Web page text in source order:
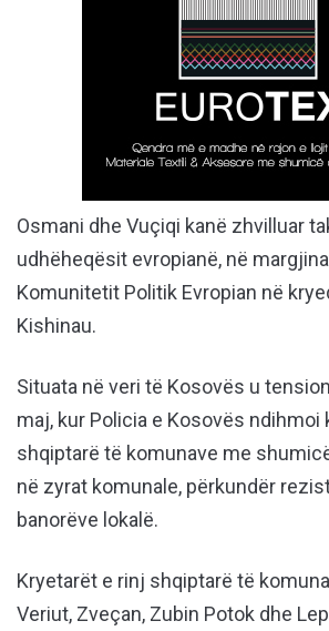
Osmani dhe Vuçiqi kanë zhvilluar
udhëheqësit evropianë, në
Komunitetit Politik Evropian në
Kishinau.
Situata në veri të Kosovës u
maj, kur Policia e Kosovës ndihmoi
shqiptarë të komunave me
në zyrat komunale, përkundër
banorëve lokalë.
Kryetarët e rinj shqiptarë të
Veriut, Zveçan, Zubin Potok dhe